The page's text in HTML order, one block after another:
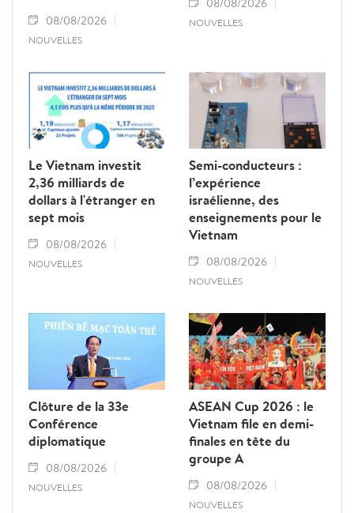
08/08/2026
NOUVELLES
08/08/2026
NOUVELLES
Le Vietnam investit
2,36 milliards de
dollars à l'étranger en
sept mois
08/08/2026
NOUVELLES
Semi-conducteurs :
l’expérience
israélienne, des
enseignements pour le
Vietnam
08/08/2026
NOUVELLES
Clôture de la 33e
Conférence
diplomatique
08/08/2026
NOUVELLES
ASEAN Cup 2026 : le
Vietnam file en demi-
finales en tête du
groupe A
08/08/2026
NOUVELLES